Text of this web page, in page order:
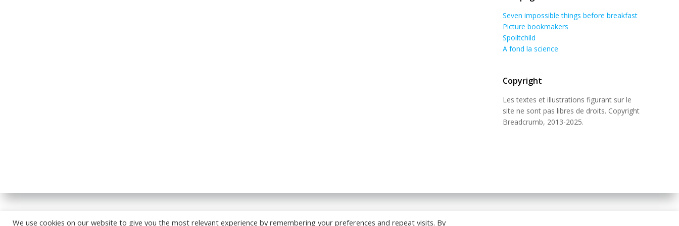
Seven impossible things before breakfast
Picture bookmakers
Spoiltchild
A fond la science
Copyright
Les textes et illustrations figurant sur le
site ne sont pas libres de droits. Copyright
Breadcrumb, 2013-2025.
© 2026 BREADCRUMB.FR. Construit avec WordPress etColibriWP Theme
We use cookies on our website to give you the most relevant experience by remembering your preferences and repeat visits. By